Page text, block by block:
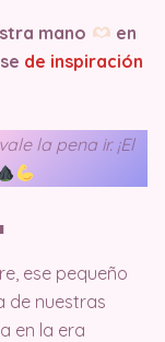
mano
en
de inspiración
la pena ir. ¡El
ese pequeño
de nuestras
en la era